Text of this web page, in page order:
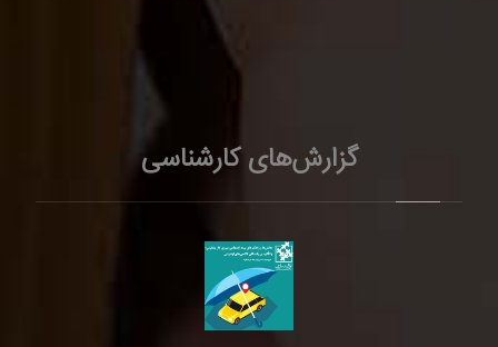
گزارش‌های کارشناسی